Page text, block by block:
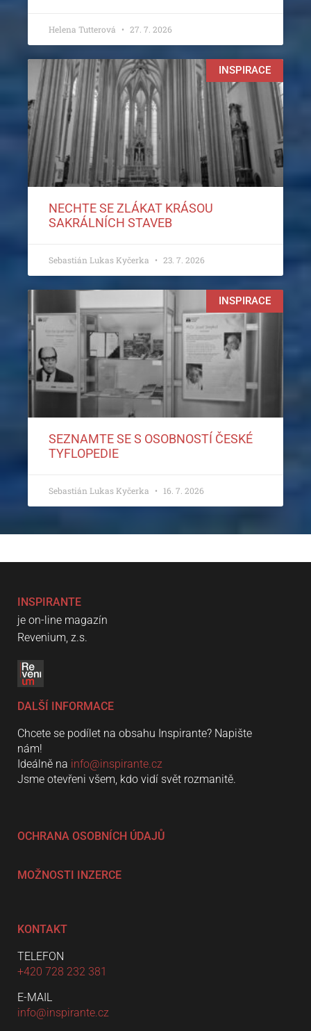
Helena Tutterová 27. 7. 2026
INSPIRACE
NECHTE SE ZLÁKAT KRÁSOU
SAKRÁLNÍCH STAVEB
Sebastián Lukas Kyčerka 23. 7. 2026
INSPIRACE
SEZNAMTE SE S OSOBNOSTÍ ČESKÉ
TYFLOPEDIE
Sebastián Lukas Kyčerka 16. 7. 2026
INSPIRANTE
je on-line magazín
Revenium, z.s.
DALŠÍ INFORMACE
Chcete se podílet na obsahu Inspirante? Napište
nám!
Ideálně na info@inspirante.cz
Jsme otevřeni všem, kdo vidí svět rozmanitě.
OCHRANA OSOBNÍCH ÚDAJŮ
MOŽNOSTI INZERCE
KONTAKT
TELEFON
+420 728 232 381
E-MAIL
info@inspirante.cz